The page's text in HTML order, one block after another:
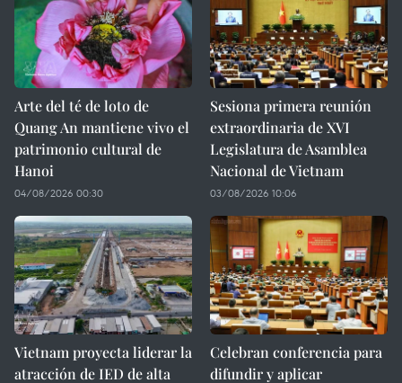
Arte del té de loto de
Quang An mantiene vivo el
patrimonio cultural de
Hanoi
04/08/2026 00:30
Sesiona primera reunión
extraordinaria de XVI
Legislatura de Asamblea
Nacional de Vietnam
03/08/2026 10:06
Vietnam proyecta liderar la
atracción de IED de alta
Celebran conferencia para
difundir y aplicar